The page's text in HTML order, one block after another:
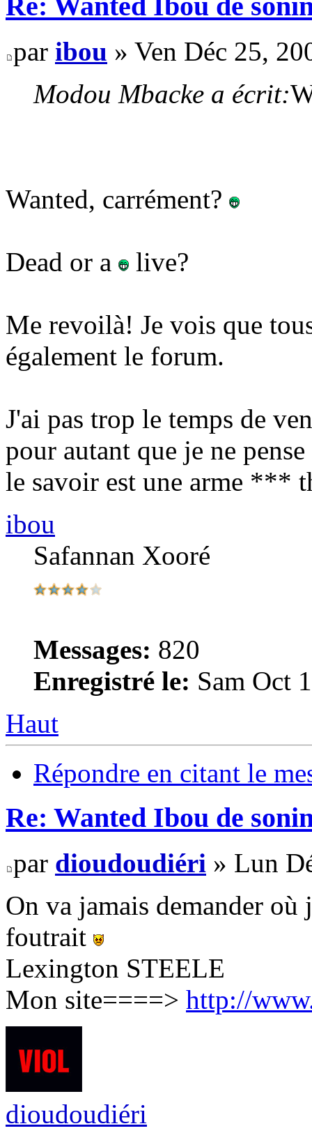
par ibou » Ven Déc 25,
Modou Mbacke a écrit:
Wanted, carrément?
Dead or a live?
Me revoilà! Je vois que
également le forum.
J'ai pas trop le temps de
pour autant que je ne
le savoir est une arme ***
ibou
Safannan Xooré
Messages: 820
Enregistré le: Sam Oct
Haut
Répondre en citant le
Re: Wanted Ibou de
par dioudoudiéri » Lun
On va jamais demander
foutrait
Lexington STEELE
Mon site====> http://
dioudoudiéri